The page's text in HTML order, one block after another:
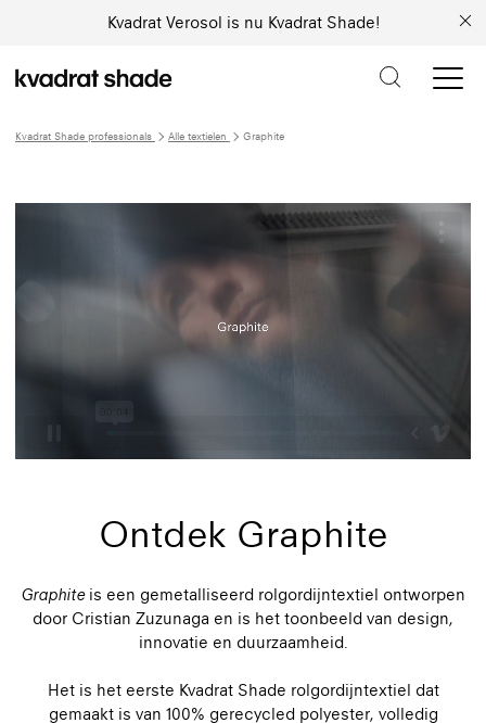
Kvadrat Verosol is nu Kvadrat Shade!
Kvadrat Shade professionals Alle textielen Graphite
Ontdek Graphite
Graphiteis een gemetalliseerd rolgordijntextiel ontworpen
door Cristian Zuzunaga en is het toonbeeld van design,
innovatie en duurzaamheid.
Het is het eerste Kvadrat Shade rolgordijntextiel dat
gemaakt is van 100% gerecycled polyester, volledig